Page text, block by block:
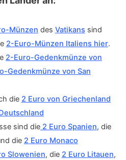
Münzen des Vatikans sind
2-Euro-Münzen Italiens hier.
2-Euro-Gedenkmünze von
Gedenkmünze von San
die 2 Euro von Griechenland
sind die2 Euro Spanien, die
die 2 Euro Monaco
Slowenien, die 2 Euro Litauen,